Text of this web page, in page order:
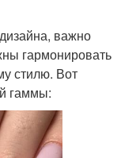
важно
гармонировать
стилю. Вот
гаммы: